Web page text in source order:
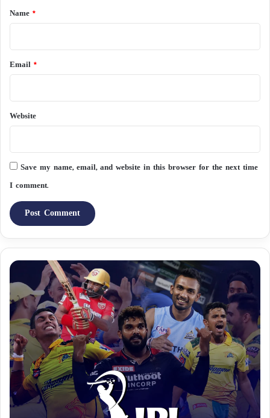
*Name *
Email *
Website
Save my name, email, and website in this browser for the next time
I comment.